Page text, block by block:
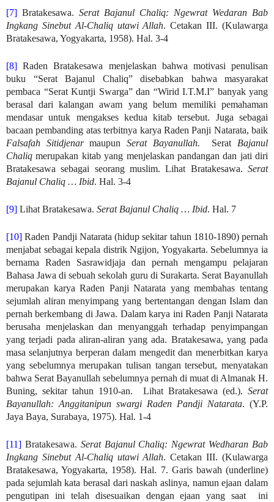
[7] Bratakesawa. Serat Bajanul Chaliq: Ngewrat Wedaran Bab
Ingkang Sinebut Al-Chaliq utawi Allah. Cetakan III. (Kulawarga
Bratakesawa, Yogyakarta, 1958). Hal. 3-4
[8] Raden Bratakesawa menjelaskan bahwa motivasi penulisan
buku “Serat Bajanul Chaliq” disebabkan bahwa masyarakat
pembaca “Serat Kuntji Swarga” dan “Wirid I.T.M.I” banyak yang
berasal dari kalangan awam yang belum memiliki pemahaman
mendasar untuk mengakses kedua kitab tersebut. Juga sebagai
bacaan pembanding atas terbitnya karya Raden Panji Natarata, baik
Falsafah SitidjenarmaupunSerat Bayanullah. Serat Bajanul
Chaliq merupakan kitab yang menjelaskan pandangan dan jati diri
Bratakesawa sebagai seorang muslim. Lihat Bratakesawa. Serat
Bajanul Chaliq … Ibid. Hal. 3-4
[9] Lihat Bratakesawa. Serat Bajanul Chaliq … Ibid. Hal. 7
[10] Raden Pandji Natarata (hidup sekitar tahun 1810-1890) pernah
menjabat sebagai kepala distrik Ngijon, Yogyakarta. Sebelumnya ia
bernama Raden Sasrawidjaja dan pernah mengampu pelajaran
Bahasa Jawa di sebuah sekolah guru di Surakarta. Serat Bayanullah
merupakan karya Raden Panji Natarata yang membahas tentang
sejumlah aliran menyimpang yang bertentangan dengan Islam dan
pernah berkembang di Jawa. Dalam karya ini Raden Panji Natarata
berusaha menjelaskan dan menyanggah terhadap penyimpangan
yang terjadi pada aliran-aliran yang ada. Bratakesawa, yang pada
masa selanjutnya berperan dalam mengedit dan menerbitkan karya
yang sebelumnya merupakan tulisan tangan tersebut, menyatakan
bahwa Serat Bayanullah sebelumnya pernah di muat di Almanak H.
Buning, sekitar tahun 1910-an. Lihat Bratakesawa (ed.). Serat
Bayanullah: Anggitanipun swargi Raden Pandji Natarata. (Y.P.
Jaya Baya, Surabaya, 1975). Hal. 1-4
[11] Bratakesawa. Serat Bajanul Chaliq: Ngewrat Wedharan Bab
Ingkang Sinebut Al-Chaliq utawi Allah. Cetakan III. (Kulawarga
Bratakesawa, Yogyakarta, 1958). Hal. 7. Garis bawah (underline)
pada sejumlah kata berasal dari naskah aslinya, namun ejaan dalam
pengutipan ini telah disesuaikan dengan ejaan yang saat ini